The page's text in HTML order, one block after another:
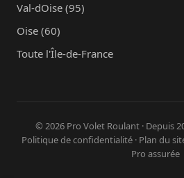
Val-dOise (95)
Oise (60)
Toute l'Île-de-France
© 2026 Pro Volet Roulant · Depuis
Politique de confidentialité· Plan du
Pro assurée